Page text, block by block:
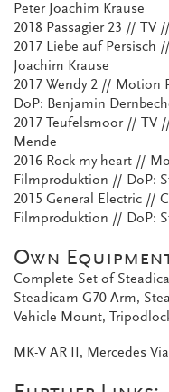
Peter Joachim Krause
2018 Passagier 23 // TV
2017 Liebe auf Persisch
Joachim Krause
2017 Wendy 2 // Motion
DoP: Benjamin
2017 Teufelsmoor // TV
Mende
2016 Rock my heart //
Filmproduktion // DoP:
2015 General Electric //
Filmproduktion // DoP:
Own
Complete Set of
Steadicam G70 Arm,
Vehicle Mount,
MK-V AR II, Mercedes